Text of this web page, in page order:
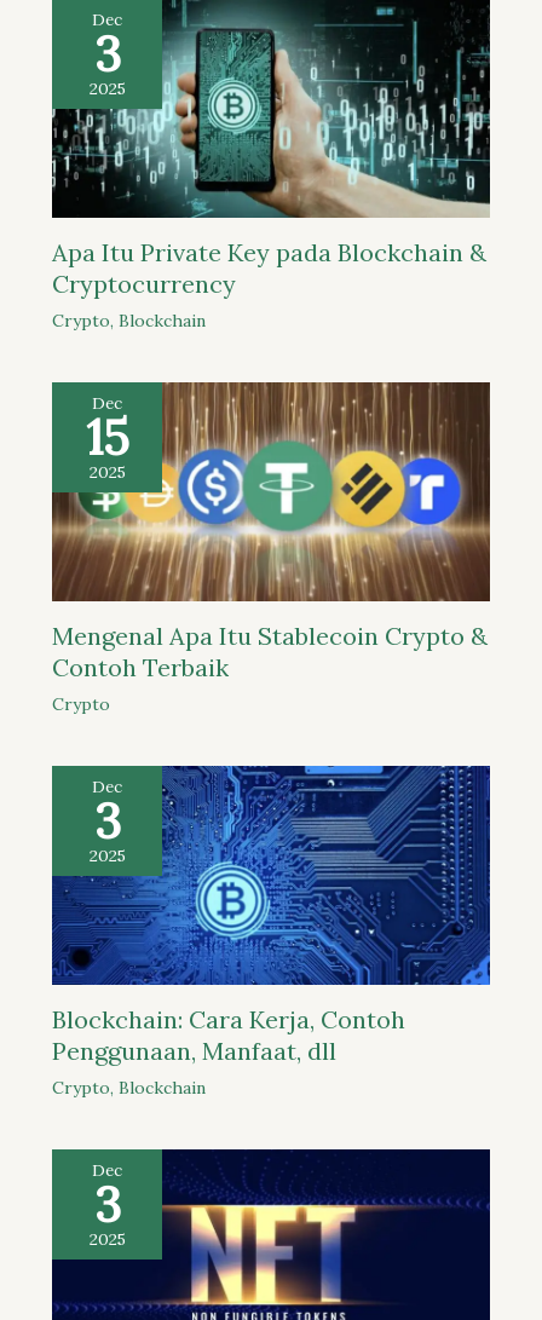
Dec
3
2025
Apa Itu Private Key pada Blockchain &
Cryptocurrency
Crypto, Blockchain
Dec
15
2025
Mengenal Apa Itu Stablecoin Crypto &
Contoh Terbaik
Crypto
Dec
3
2025
Blockchain: Cara Kerja, Contoh
Penggunaan, Manfaat, dll
Crypto, Blockchain
Dec
3
2025